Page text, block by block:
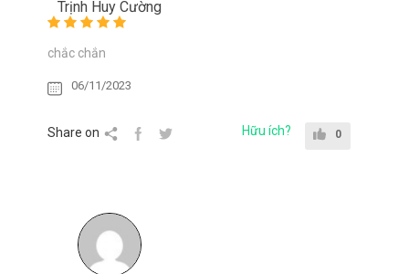
Trịnh Huy Cường
chắc chắn
06/11/2023
Share on Hữu ích? 0